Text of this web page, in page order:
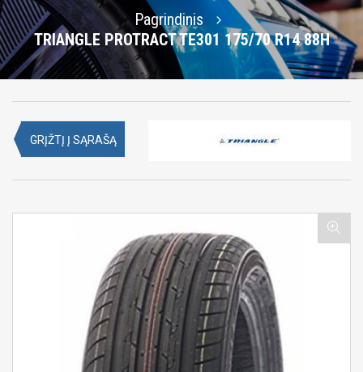
Pagrindinis
TRIANGLE PROTRACT TE301 175/70 R14 88H
GRĮŽTĮ Į SĄRAŠĄ